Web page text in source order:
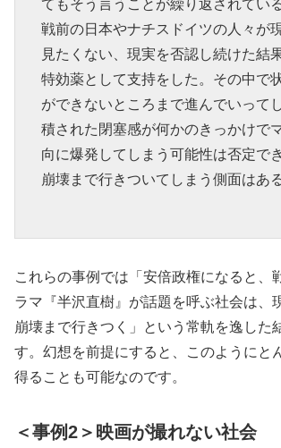
てもそう言うことが繰り返されてい
戦前の日本やナチスドイツの人々が
見たくない、現実を否認し続けた結
特効薬として支持をした。その中で
ができないところまで進んでいって
積された閉塞感が何かのきっかけで
向に爆発してしまう可能性は否定で
崩壊まで行きついてしまう側面はある
これらの事例では「安倍政権になると、
ラマ『半沢直樹』が話題を呼ぶ社会は、
崩壊まで行きつく」という常軌を逸した
す。幻想を前提にすると、このようにと
得ることも可能なのです。
＜事例2＞映画が撮れない社会